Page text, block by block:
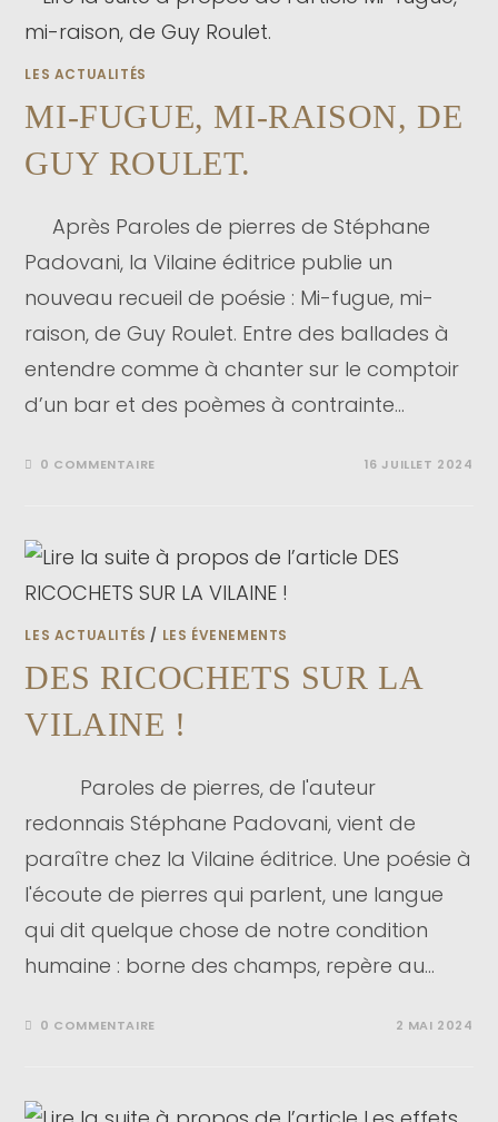
LES ACTUALITÉS
MI-FUGUE, MI-RAISON, DE
GUY ROULET.
Après Paroles de pierres de Stéphane
Padovani, la Vilaine éditrice publie un
nouveau recueil de poésie : Mi-fugue, mi-
raison, de Guy Roulet. Entre des ballades à
entendre comme à chanter sur le comptoir
d’un bar et des poèmes à contrainte…
0 COMMENTAIRE 16 JUILLET 2024
LES ACTUALITÉS / LES ÉVENEMENTS
DES RICOCHETS SUR LA
VILAINE !
Paroles de pierres, de l'auteur
redonnais Stéphane Padovani, vient de
paraître chez la Vilaine éditrice. Une poésie à
l'écoute de pierres qui parlent, une langue
qui dit quelque chose de notre condition
humaine : borne des champs, repère au…
0 COMMENTAIRE 2 MAI 2024